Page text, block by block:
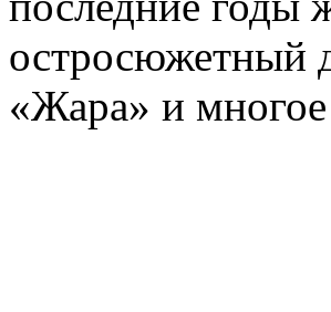
остросюжетный
«Жара» и многое